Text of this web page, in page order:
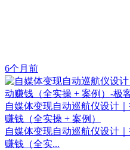
6个月前
自媒体变现自动巡航仪设计
赚钱（全实操 + 案例）
自媒体变现自动巡航仪设计
赚钱（全实...